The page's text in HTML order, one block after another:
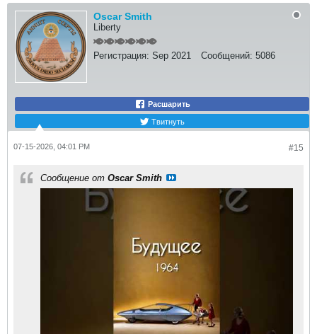
Oscar Smith
Liberty
Регистрация: Sep 2021 Сообщений: 5086
Расшарить
Твитнуть
#15
07-15-2026, 04:01 PM
Сообщение от Oscar Smith